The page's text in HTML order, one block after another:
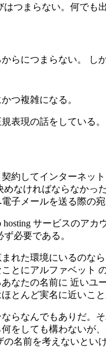
はつまらない。何でも
らにつまらない。 し
つ複雑になる。
表現の話をしている
約してインターネッ
めなければならなかっ
子メールを送る際の
hosting サービスのア
必要である。
れた環境にいるのな
とにアルファベット
なたの名前に 近いユ
とんど実名に近いこと
らなんでもありだ。
をしても構わないが
の名前を考えないとい